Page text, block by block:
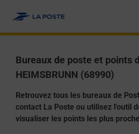
Bureaux de poste et points
HEIMSBRUNN (68990)
Retrouvez tous les bureaux de
contact La Poste ou utilisez l'outil
visualiser les points les plus